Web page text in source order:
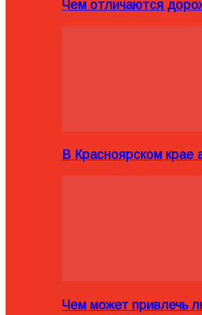
Чем отличаются
В Красноярском крае
Чем может привлечь